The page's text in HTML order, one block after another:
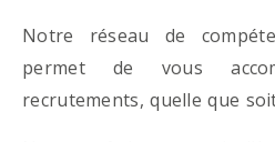
Notre réseau de
permet de vous
recrutements, quelle que